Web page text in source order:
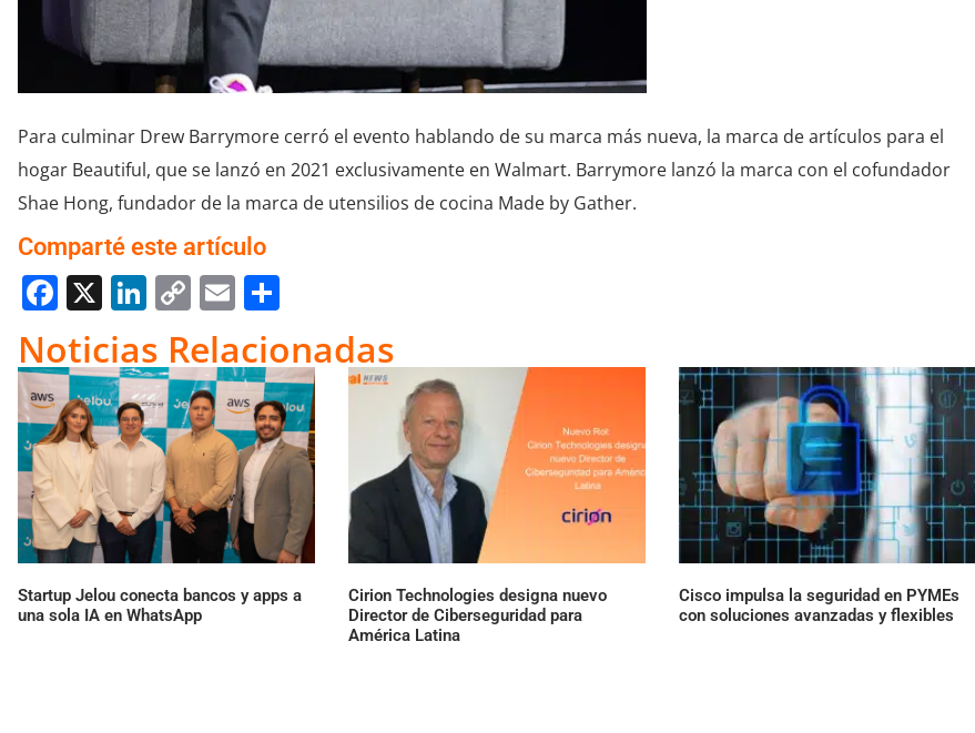
Para culminar Drew Barrymore cerró el evento hablando de su marca más nueva, la marca de artículos para el
hogar Beautiful, que se lanzó en 2021 exclusivamente en Walmart. Barrymore lanzó la marca con el cofundador
Shae Hong, fundador de la marca de utensilios de cocina Made by Gather.
Comparté este artículo
Facebook
X LinkedIn
Copy
Link
Email
Noticias Relacionadas
Startup Jelou conecta bancos y apps a
una sola IA en WhatsApp
Cirion Technologies designa nuevo
Director de Ciberseguridad para
América Latina
Cisco impulsa la seguridad en PYMEs
con soluciones avanzadas y flexibles